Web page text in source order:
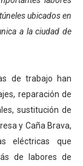
arrancó con
y prevención a
lanza Plan
al curso de
ubicados en
a la ciudad de
de trabajo han
reparación de
sustitución de
y Caña Brava,
eléctricas que
de labores de